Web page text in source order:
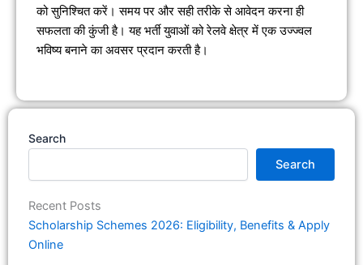
को सुनिश्चित करें। समय पर और सही तरीके से आवेदन करना ही
सफलता की कुंजी है। यह भर्ती युवाओं को रेलवे क्षेत्र में एक उज्ज्वल
भविष्य बनाने का अवसर प्रदान करती है।
Search
Search
Recent Posts
Scholarship Schemes 2026: Eligibility, Benefits & Apply
Online